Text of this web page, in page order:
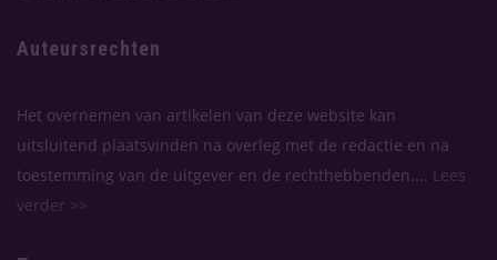
Auteursrechten
Het overnemen van artikelen van deze website kan
uitsluitend plaatsvinden na overleg met de redactie en na
toestemming van de uitgever en de rechthebbenden....
Lees
verder >>